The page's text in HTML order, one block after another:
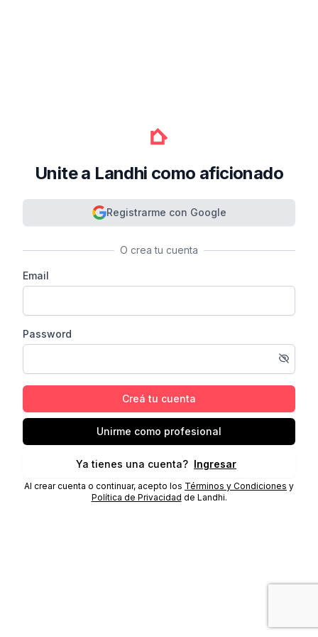
Unite a Landhi como aficionado
Registrarme con Google
O crea tu cuenta
Email
Password
Creá tu cuenta
Unirme como profesional
Ya tienes una cuenta? Ingresar
Al crear cuenta o continuar, acepto los Términos y Condiciones y
Política de Privacidad de Landhi.